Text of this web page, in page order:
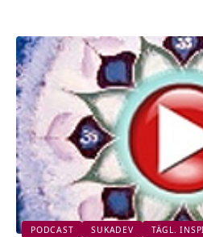
PODCAST SUKADEV TÄGL.